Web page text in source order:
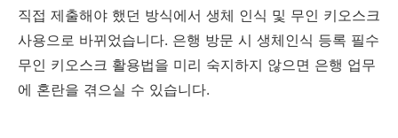
직접 제출해야 했던 방식에서 생체 인식 및 무인 키오스크
사용으로 바뀌었습니다. 은행 방문 시 생체인식 등록 필수
무인 키오스크 활용법을 미리 숙지하지 않으면 은행 업무
에 혼란을 겪으실 수 있습니다.